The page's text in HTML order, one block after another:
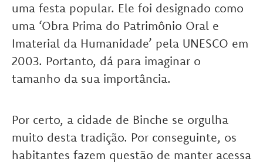
uma festa popular. Ele foi designado como
uma ‘Obra Prima do Patrimônio Oral e
Imaterial da Humanidade’ pela UNESCO em
2003. Portanto, dá para imaginar o
tamanho da sua importância.
Por certo, a cidade de Binche se orgulha
muito desta tradição. Por conseguinte, os
habitantes fazem questão de manter acessa